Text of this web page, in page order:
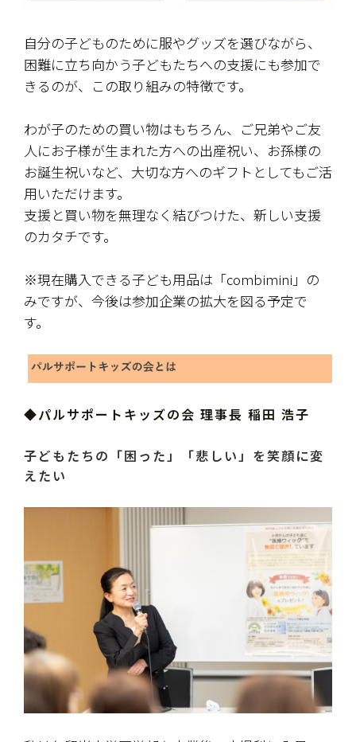
自分の子どものために服やグッズを選びながら、
困難に立ち向かう子どもたちへの支援にも参加で
きるのが、この取り組みの特徴です。
わが子のための買い物はもちろん、ご兄弟やご友
人にお子様が生まれた方への出産祝い、お孫様の
お誕生祝いなど、大切な方へのギフトとしてもご活
用いただけます。
支援と買い物を無理なく結びつけた、新しい支援
のカタチです。
※現在購入できる子ども用品は「combimini」の
みですが、今後は参加企業の拡大を図る予定で
す。
◆パルサポートキッズの会 理事長 稲田 浩子
子どもたちの「困った」「悲しい」を笑顔に変
えたい